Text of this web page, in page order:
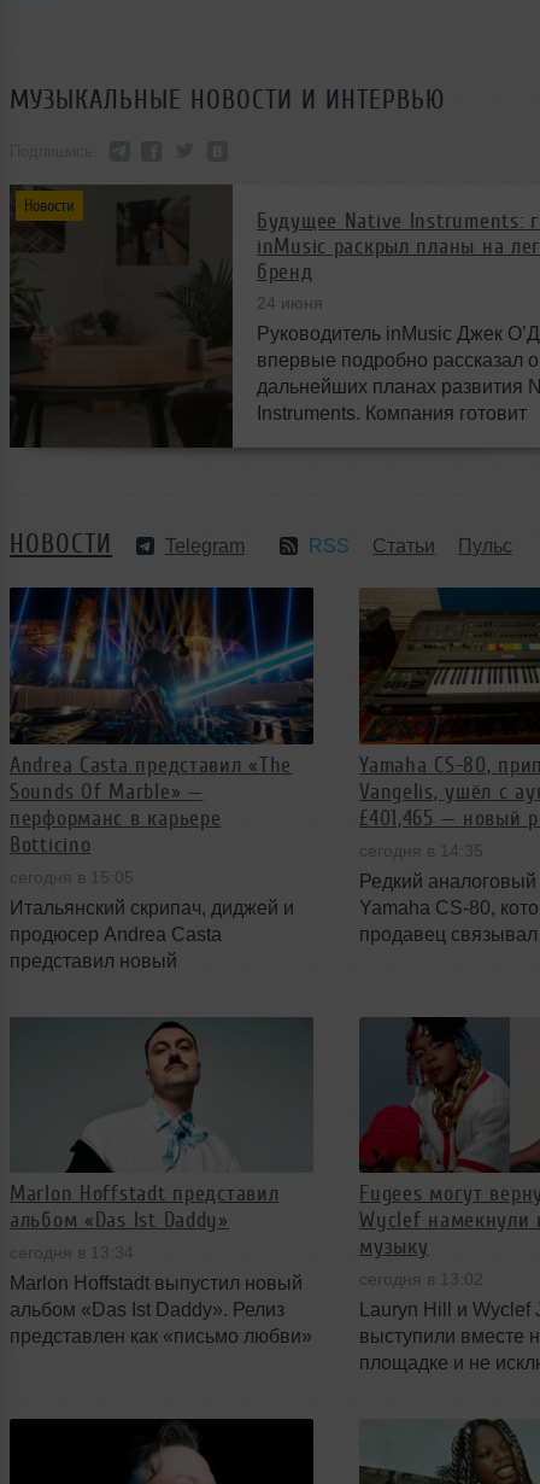
МУЗЫКАЛЬНЫЕ НОВОСТИ И ИНТЕРВЬЮ
Будущее Native Instruments:
inMusic раскрыл планы на
бренд
24 июня
Руководитель inMusic Джек
впервые подробно рассказал о
дальнейших планах развития
Instruments. Компания готовит
Новости
НОВОСТИ Telegram RSS Статьи Пульс
Andrea Casta представил «The
Sounds Of Marble» —
перформанс в карьере
Botticino
сегодня в 15:05
Итальянский скрипач, диджей и
продюсер Andrea Casta
представил новый
Sounds Of Marble, записанный
внутри действующего
мраморного карьера Botticino в
провинции Brescia. Проект
включает живой 22‑минутный сет
и официальный клип на свежий
сингл Fragments, и объединил
живое исполнение, диджеинг и
масштабную визуальную
постановку.
Yamaha CS-80,
Vangelis, ушёл с
£401,465 — новый
сегодня в 14:35
Редкий аналоговый
Yamaha CS-80,
продавец
за £401,465.
новый рекорд для
продажи
Marlon Hoffstadt представил
альбом «Das Ist Daddy»
сегодня в 13:34
Marlon Hoffstadt выпустил новый
альбом «Das Ist Daddy». Релиз
представлен как «письмо любви»
приглашённых вокалистов и
Fugees могут
Wyclef намекнули
музыку
сегодня в 13:02
Lauryn Hill и Wyclef
выступили вместе
площадке и не
материалом от
интервью перед
процесс